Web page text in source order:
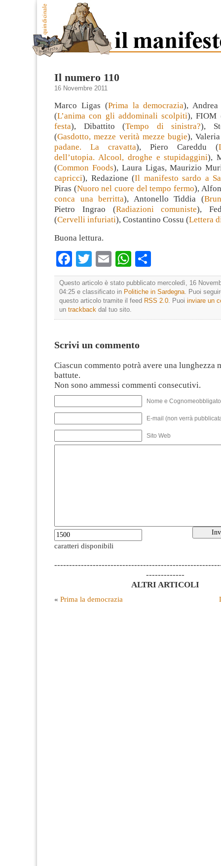
Il numero 110
16 Novembre 2011
Marco Ligas (Prima la democrazia), Andrea
(L’anima con gli addominali scolpiti), FIOM
festa), Dibattito (Tempo di sinistra?),
(Gasdotto, mezze verità mezze bugie),
padane. La cravatta), Piero Careddu (
dell’utopia. Alcool, droghe e stupidaggini),
(Common Foods), Laura Ligas, Maurizio
capricci), Redazione (Il manifesto sardo a
Piras (Nuoro nel cuore del tempo fermo),
conca una berritta), Antonello Tiddia (
Pietro Ingrao (Radiazioni comuniste),
(Cervelli infuriati), Costantino Cossu (Lettera
Buona lettura.
Facebook
TwitterEmailWhatsApp
Questo articolo è stato pubblicato mercoledì, 16
04:25 e classificato in Politiche in Sardegna . Puoi
questo articolo tramite il feed RSS 2.0 . Puoi inviare un
un trackback dal tuo sito.
Scrivi un commento
Ciascun commento potrà avere una lunghezza
battute.
Non sono ammessi commenti consecutivi.
Nome e
E-mail (non verrà
Sito Web
caratteri disponibili
-------------
ALTRI ARTICOLI
« Prima la democrazia